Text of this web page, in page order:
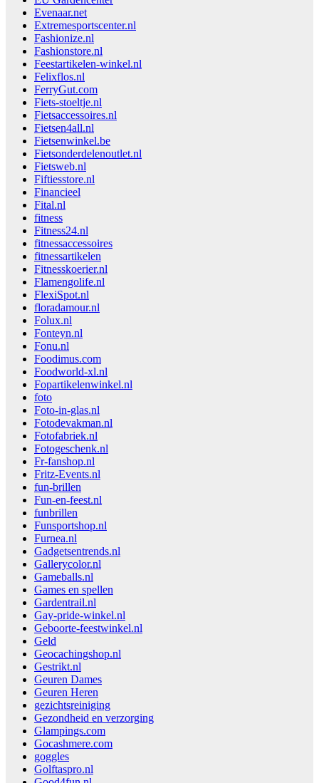
Evenaar.net
Extremesportscenter.nl
Fashionize.nl
Fashionstore.nl
Feestartikelen-winkel.nl
Felixflos.nl
FerryGut.com
Fiets-stoeltje.nl
Fietsaccessoires.nl
Fietsen4all.nl
Fietsenwinkel.be
Fietsonderdelenoutlet.nl
Fietsweb.nl
Fiftiesstore.nl
Financieel
Fital.nl
fitness
Fitness24.nl
fitnessaccessoires
fitnessartikelen
Fitnesskoerier.nl
Flamengolife.nl
FlexiSpot.nl
floradamour.nl
Folux.nl
Fonteyn.nl
Fonu.nl
Foodimus.com
Foodworld-xl.nl
Fopartikelenwinkel.nl
foto
Foto-in-glas.nl
Fotodevakman.nl
Fotofabriek.nl
Fotogeschenk.nl
Fr-fanshop.nl
Fritz-Events.nl
fun-brillen
Fun-en-feest.nl
funbrillen
Funsportshop.nl
Furnea.nl
Gadgetsentrends.nl
Gallerycolor.nl
Gameballs.nl
Games en spellen
Gardentrail.nl
Gay-pride-winkel.nl
Geboorte-feestwinkel.nl
Geld
Geocachingshop.nl
Gestrikt.nl
Geuren Dames
Geuren Heren
gezichtsreiniging
Gezondheid en verzorging
Glampings.com
Gocashmere.com
goggles
Golftaspro.nl